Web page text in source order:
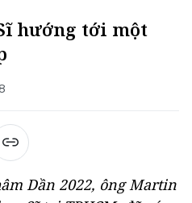
hướng tới một
Dần 2022, ông Martin